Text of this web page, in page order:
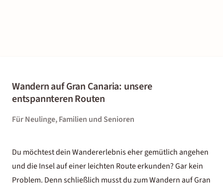
Wandern auf Gran Canaria: unsere
entspannteren Routen
Für Neulinge, Familien und Senioren
Du möchtest dein Wandererlebnis eher gemütlich angehen
und die Insel auf einer leichten Route erkunden? Gar kein
Problem. Denn schließlich musst du zum Wandern auf Gran